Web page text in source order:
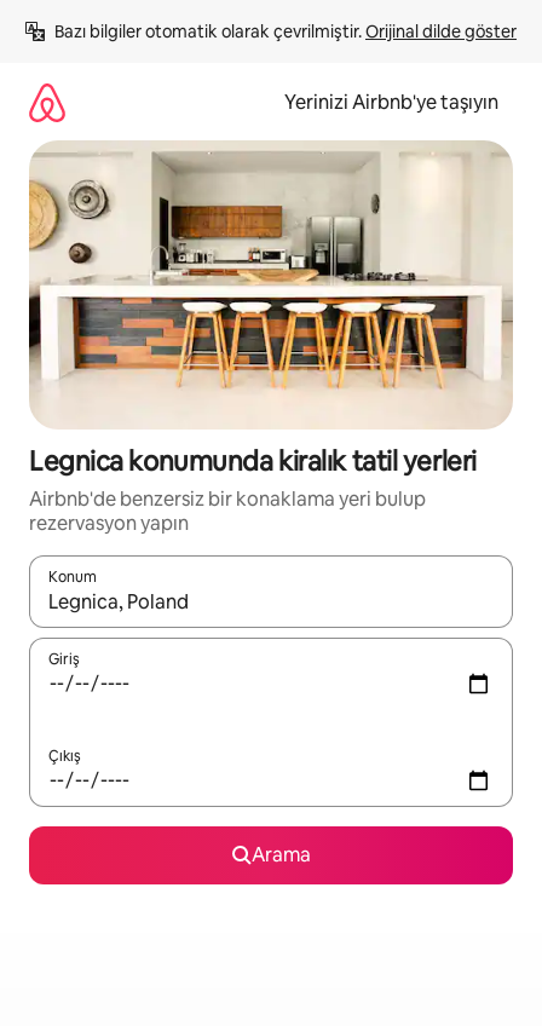
atla
Bazı bilgiler otomatik olarak çevrilmiştir. Orijinal dilde göster
Yerinizi Airbnb'ye taşıyın
Legnica konumunda kiralık tatil yerleri
Airbnb'de benzersiz bir konaklama yeri bulup
rezervasyon yapın
Konum
Sonuçlar kullanılabilir olduğunda yukarı ve aşağı oklarıyla
Giriş
Çıkış
Arama